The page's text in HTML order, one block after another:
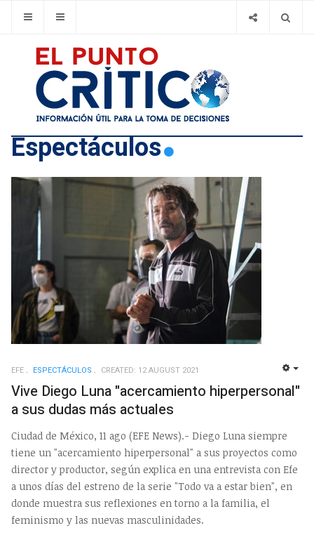
Espectáculos
EFE ESPECTÁCULOS CREATED: 12 AUGUST 2021
Vive Diego Luna "acercamiento hiperpersonal"
a sus dudas más actuales
Ciudad de México, 11 ago (EFE News).- Diego Luna siempre
tiene un "acercamiento hiperpersonal" a sus proyectos como
director y productor, según explica en una entrevista con Efe
a unos días del estreno de la serie "Todo va a estar bien", en
donde muestra sus reflexiones en torno a la familia, el
feminismo y las nuevas masculinidades.